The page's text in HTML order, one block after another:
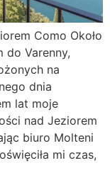
Como Około
do Varenny,
na
dnia
lat moje
nad Jeziorem
biuro Molteni
mi czas,